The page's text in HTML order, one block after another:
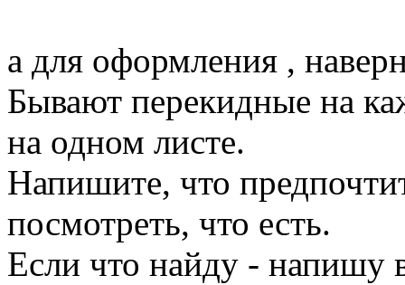
а для оформления ,
Бывают перекидные на
на одном листе.
Напишите, что
посмотреть, что есть.
Если что найду - напишу